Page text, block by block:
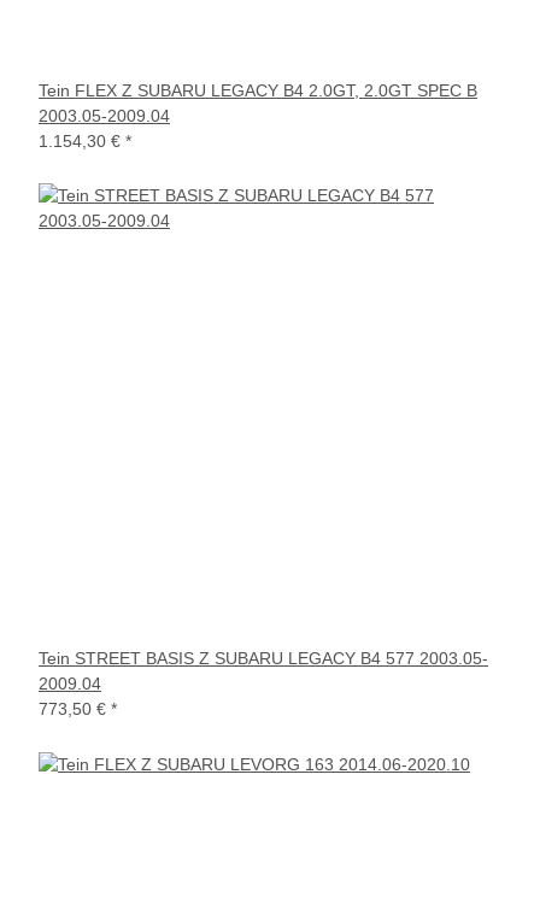
Tein FLEX Z SUBARU LEGACY B4 2.0GT, 2.0GT SPEC B
2003.05-2009.04
1.154,30 € *
Tein STREET BASIS Z SUBARU LEGACY B4 577 2003.05-
2009.04
773,50 € *